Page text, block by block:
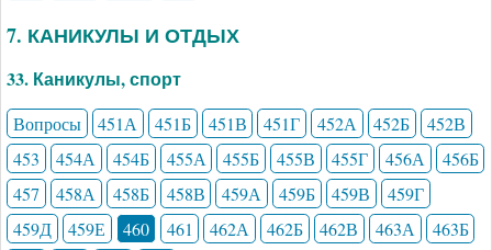
7. КАНИКУЛЫ И ОТДЫХ
33. Каникулы, спорт
Вопросы 451А 451Б 451В 451Г 452А 452Б
452В
453
454А 454Б 455А 455Б 455В 455Г 456А
456Б
457
458А 458Б 458В 459А 459Б 459В
459Г
459Д
459Е 460 461 462А 462Б 462В 463А
463Б